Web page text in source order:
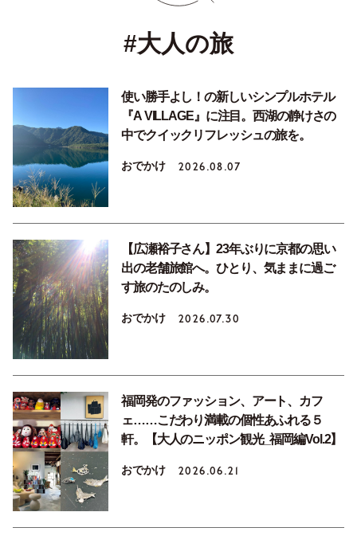
#大人の旅
使い勝手よし！の新しいシンプルホテル
『A VILLAGE』に注目。西湖の静けさの
中でクイックリフレッシュの旅を。
おでかけ 2026.08.07
【広瀬裕子さん】23年ぶりに京都の思い
出の老舗旅館へ。ひとり、気ままに過ご
す旅のたのしみ。
おでかけ 2026.07.30
福岡発のファッション、アート、カフ
ェ……こだわり満載の個性あふれる５
軒。【大人のニッポン観光_福岡編Vol.2】
おでかけ 2026.06.21